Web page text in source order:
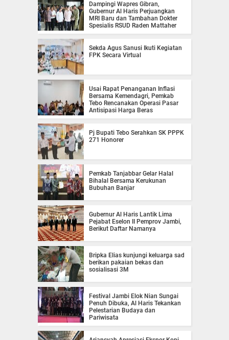
Dampingi Wapres Gibran,
Gubernur Al Haris Perjuangkan
MRI Baru dan Tambahan Dokter
Spesialis RSUD Raden Mattaher
Sekda Agus Sanusi Ikuti Kegiatan
FPK Secara Virtual
Usai Rapat Penanganan Inflasi
Bersama Kemendagri, Pemkab
Tebo Rencanakan Operasi Pasar
Antisipasi Harga Beras
Pj Bupati Tebo Serahkan SK PPPK
271 Honorer
Pemkab Tanjabbar Gelar Halal
Bihalal Bersama Kerukunan
Bubuhan Banjar
Gubernur Al Haris Lantik Lima
Pejabat Eselon II Pemprov Jambi,
Berikut Daftar Namanya
Bripka Elias kunjungi keluarga sad
berikan pakaian bekas dan
sosialisasi 3M
Festival Jambi Elok Nian Sungai
Penuh Dibuka, Al Haris Tekankan
Pelestarian Budaya dan
Pariwisata